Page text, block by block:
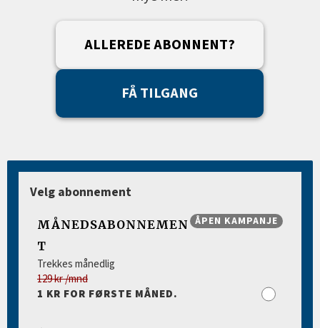
ALLEREDE ABONNENT?
FÅ TILGANG
Velg abonnement
ÅPEN KAMPANJE
MÅNEDSABONNEMEN
T
Trekkes månedlig
129 kr /mnd
1 KR FOR FØRSTE MÅNED.